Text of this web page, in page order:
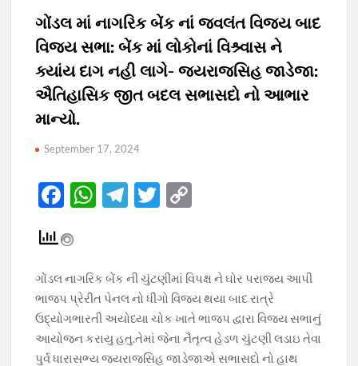
ગોંડલ માં નાગરિક બેંક નાં જવલંત વિજય બાદ
વિજય સભા: બેંક માં લોકોનાં વિશ્ર્વાસ ને
ક્યાંય દાગ નહી લાગે- જયરાજસિહ જાડેજા:
ઐતિહાસિક જીત બદલ સભાસદો નો આભાર
માન્યો.
September 17, 2024
F
e
b
o
o
k
W
s
A
p
p
T
gr
a
m
T
er y
Li
n
k
ગોંડલ નાગરિક બેંક ની ચુંટણીમાં વિપક્ષ ને ઘોર પરાજ્ય આપી
ભાજપ પ્રેરીત પેનલ નો ધીંગો વિજય થયા બાદ રાત્રે
ઉદ્યોગભારતી અયોધ્યા ચોક ખાતે ભાજપ દ્વારા વિજય સભાનું
આયોજન કરાયુ હતુ.તેમાં જેના નૈતૃત્વ હેડળ ચુંટણી લડાઇ તેવા
પુર્વ ધારાસભ્ય જયરાજસિહ જાડેજાએ સભાસદો નો હાથ